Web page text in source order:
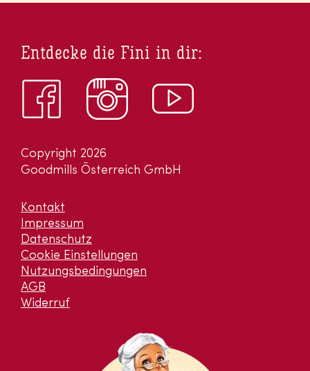
Copyright 2026
Goodmills Österreich GmbH
Kontakt
Impressum
Datenschutz
Cookie Einstellungen
Nutzungsbedingungen
AGB
Widerruf
Entdecke die Fini in dir: